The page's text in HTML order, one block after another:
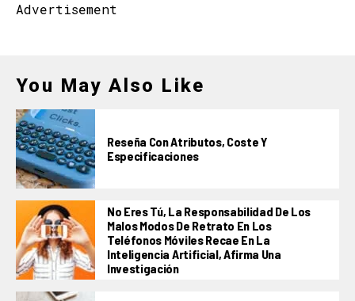
Advertisement
You May Also Like
Reseña Con Atributos, Coste Y
Especificaciones
No Eres Tú, La Responsabilidad De Los
Malos Modos De Retrato En Los
Teléfonos Móviles Recae En La
Inteligencia Artificial, Afirma Una
Investigación